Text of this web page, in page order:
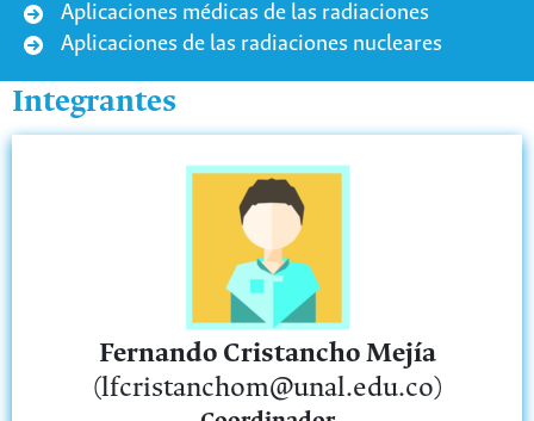
Aplicaciones médicas de las radiaciones
Aplicaciones de las radiaciones nucleares
Integrantes
Fernando Cristancho Mejía
(lfcristanchom@unal.edu.co)